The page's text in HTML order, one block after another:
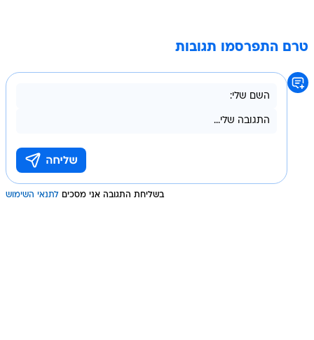
טרם התפרסמו תגובות
בשליחת התגובה אני מסכים לתנאי השימוש